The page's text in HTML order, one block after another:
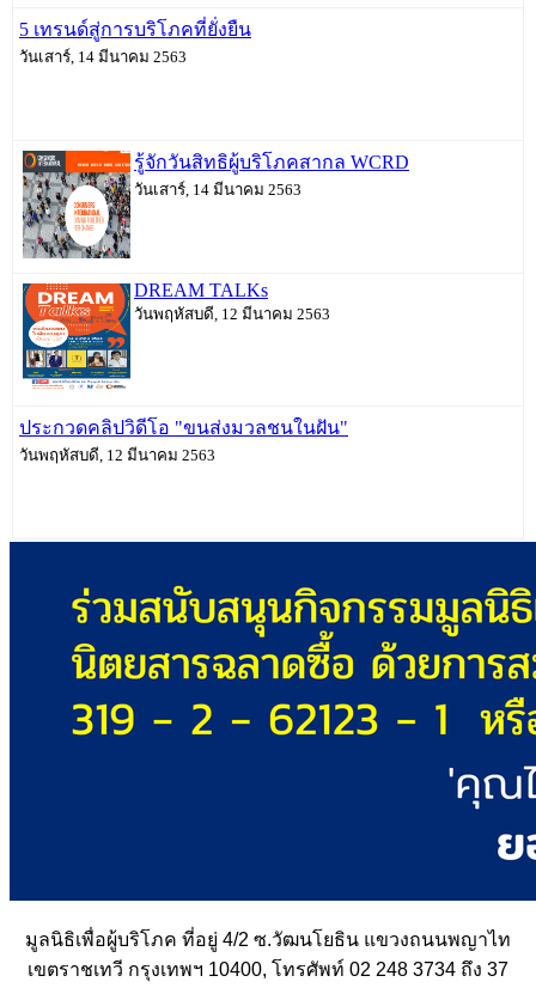
5 เทรนด์สู่การบริโภคที่ยั่งยืน
วันเสาร์, 14 มีนาคม 2563
รู้จักวันสิทธิผู้บริโภคสากล WCRD
วันเสาร์, 14 มีนาคม 2563
DREAM TALKs
วันพฤหัสบดี, 12 มีนาคม 2563
ประกวดคลิปวิดีโอ "ขนส่งมวลชนในฝัน"
วันพฤหัสบดี, 12 มีนาคม 2563
มูลนิธิเพื่อผู้บริโภค ที่อยู่ 4/2 ซ.วัฒนโยธิน แขวงถนนพญาไท
เขตราชเทวี กรุงเทพฯ 10400, โทรศัพท์ 02 248 3734 ถึง 37